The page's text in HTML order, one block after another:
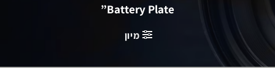
Battery Plate”
מיון